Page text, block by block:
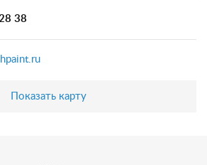
38
Показать карту